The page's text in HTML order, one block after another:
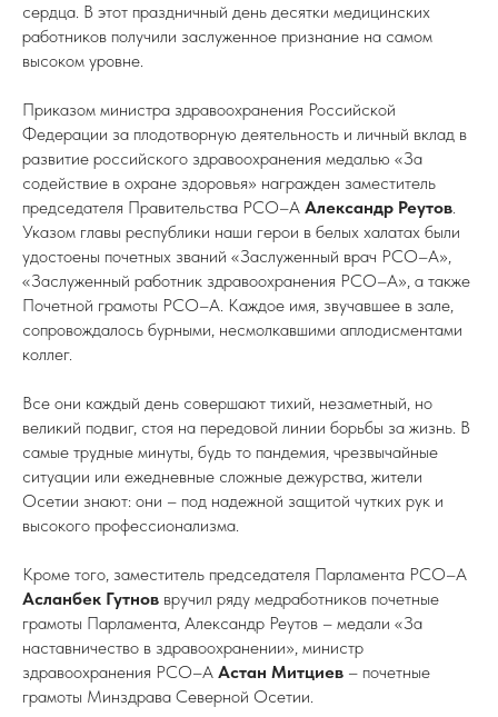
сердца. В этот праздничный день десятки медицинских
работников получили заслуженное признание на самом
высоком уровне.
Приказом министра здравоохранения Российской
Федерации за плодотворную деятельность и личный вклад в
развитие российского здравоохранения медалью «За
содействие в охране здоровья» награжден заместитель
председателя Правительства РСО–А Александр Реутов.
Указом главы республики наши герои в белых халатах были
удостоены почетных званий «Заслуженный врач РСО–А»,
«Заслуженный работник здравоохранения РСО–А», а также
Почетной грамоты РСО–А. Каждое имя, звучавшее в зале,
сопровождалось бурными, несмолкавшими аплодисментами
коллег.
Все они каждый день совершают тихий, незаметный, но
великий подвиг, стоя на передовой линии борьбы за жизнь. В
самые трудные минуты, будь то пандемия, чрезвычайные
ситуации или ежедневные сложные дежурства, жители
Осетии знают: они – под надежной защитой чутких рук и
высокого профессионализма.
Кроме того, заместитель председателя Парламента РСО–А
Асланбек Гутнов вручил ряду медработников почетные
грамоты Парламента, Александр Реутов – медали «За
наставничество в здравоохранении», министр
здравоохранения РСО–А Астан Митциев – почетные
грамоты Минздрава Северной Осетии.